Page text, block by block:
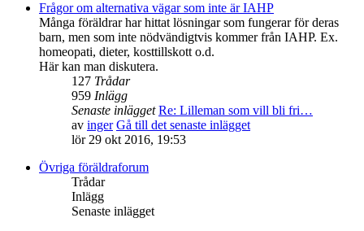
Frågor om alternativa vägar som inte är IAHP
Många föräldrar har hittat lösningar som fungerar för deras
barn, men som inte nödvändigtvis kommer från IAHP. Ex.
homeopati, dieter, kosttillskott o.d.
Här kan man diskutera.
127 Trådar
959 Inlägg
Senaste inlägget Re: Lilleman som vill bli fri…
av inger Gå till det senaste inlägget
lör 29 okt 2016, 19:53
Övriga föräldraforum
Trådar
Inlägg
Senaste inlägget